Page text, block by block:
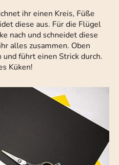
ihr einen Kreis, Füße
diese aus. Für die Flügel
nach und schneidet diese
alles zusammen. Oben
führt einen Strick durch.
Küken!